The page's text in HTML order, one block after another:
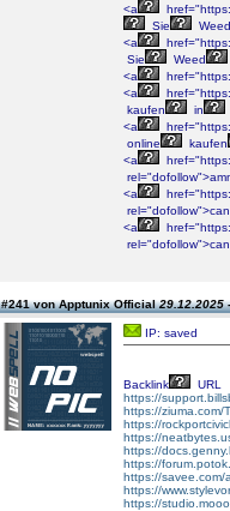
<a
Sie
Weed
<a
Sie
Weed
<a
<a
kaufen
in
<a
online
kaufen
<a
<a
<a
#241 von Apptunix Official29.12.2025
IP: saved
Backlink
URL
https://
https://ziuma.com/
https://
https://
https://
https://
https://savee.com/
https://
https://